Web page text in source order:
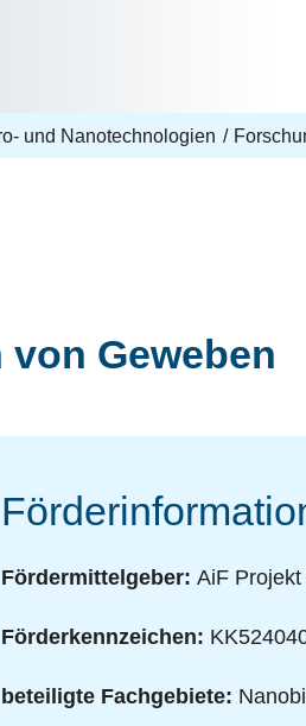
und Nanotechnologien
Geweben
Fördermittelgeber: AiF
Förderkennzeichen:
beteiligte Fachgebiete: